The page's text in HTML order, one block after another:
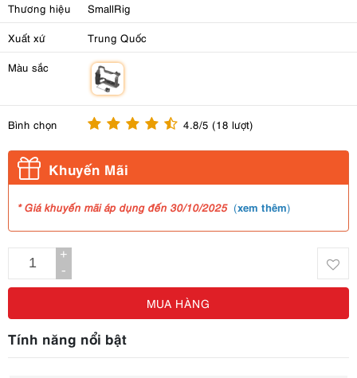
Thương hiệu SmallRig
Xuất xứ Trung Quốc
Màu sắc
Bình chọn 4.8/5 (18 lượt)
Khuyến Mãi
* Giá khuyến mãi áp dụng đến 30/10/2025 (xem thêm)
+
-
MUA HÀNG
Tính năng nổi bật